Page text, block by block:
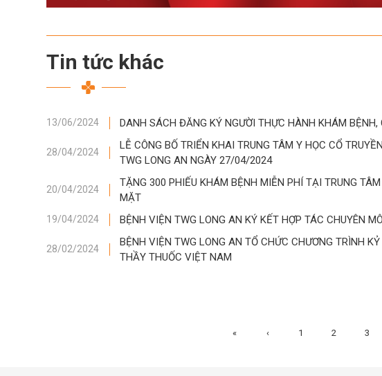
Tin tức khác
13/06/2024 DANH SÁCH ĐĂNG KÝ NGƯỜI THỰC HÀNH KHÁM
28/04/2024
LỄ CÔNG BỐ TRIỂN KHAI TRUNG TÂM Y HỌC CỔ
TWG LONG AN NGÀY 27/04/2024
20/04/2024
TẶNG 300 PHIẾU KHÁM BỆNH MIỄN PHÍ TẠI TRUNG
MẶT
19/04/2024 BỆNH VIỆN TWG LONG AN KÝ KẾT HỢP TÁC CHUYÊN
28/02/2024
BỆNH VIỆN TWG LONG AN TỔ CHỨC CHƯƠNG TRÌNH
THẦY THUỐC VIỆT NAM
« ‹ 1 2 3